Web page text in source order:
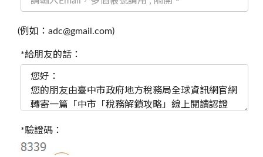
(例如：adc@gmail.com)
*給朋友的話：
*驗證碼：